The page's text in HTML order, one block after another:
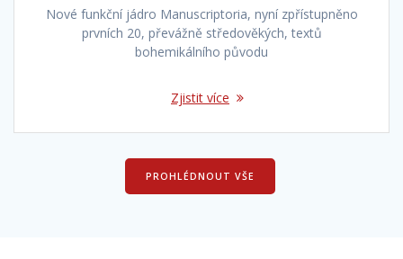
Nové funkční jádro Manuscriptoria, nyní zpřístupněno
prvních 20, převážně středověkých, textů
bohemikálního původu
Zjistit více
PROHLÉDNOUT VŠE